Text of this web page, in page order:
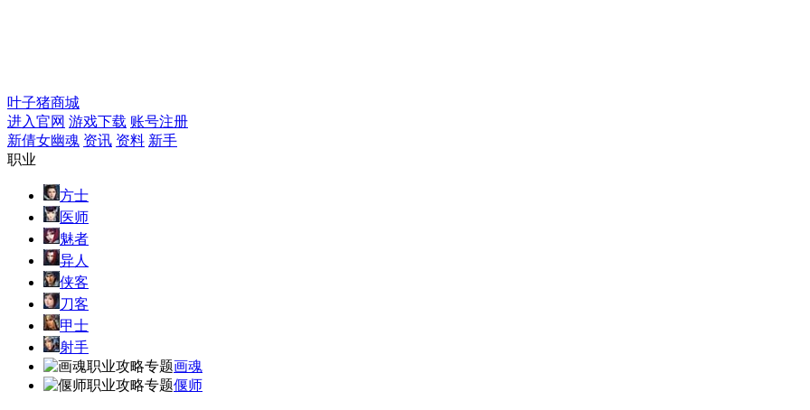
叶子猪商城
进入官网 游戏下载 账号注册
新倩女幽魂 资讯 资料 新手
职业
方士
医师
魅者
异人
侠客
刀客
甲士
射手
画魂
偃师